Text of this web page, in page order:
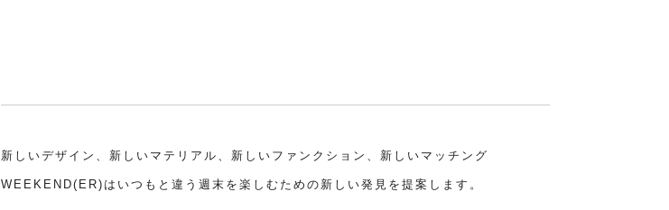
新しいデザイン、新しいマテリアル、新しいファンクション、新しいマッチング
WEEKEND(ER)はいつもと違う週末を楽しむための新しい発見を提案します。